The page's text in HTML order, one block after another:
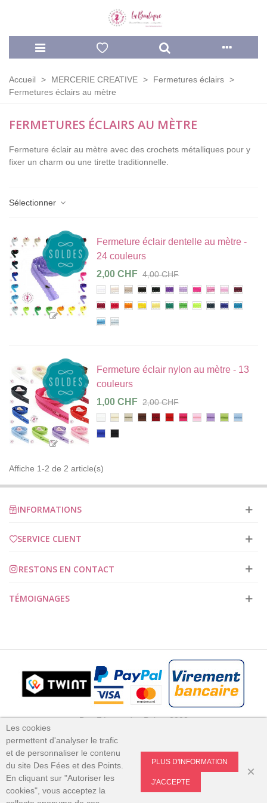
Accueil > MERCERIE CREATIVE > Fermetures éclairs >
Fermetures éclairs au mètre
FERMETURES ÉCLAIRS AU MÈTRE
Fermeture éclair au mètre avec des crochets métalliques pour y
fixer un charm ou une tirette traditionnelle.
Sélectionner
Fermeture éclair dentelle au mètre -
24 couleurs
2,00 CHF 4,00 CHF
BlancIvoireBeigeChocolat
NoirVioletMauveFuchsia
RoseRose
RougeRougeOrange
JauneCitronVertVertVertBleuBleuBleu
BleuBleu
Fermeture éclair nylon au mètre - 13
couleurs
1,00 CHF 2,00 CHF
BlancIvoireBeigeChocolat
RougeRougeFuchsia
RoseParmeAnisBleu
Bleu
Affiche 1-2 de 2 article(s)
INFORMATIONS
SERVICE CLIENT
RESTONS EN CONTACT
TÉMOIGNAGES
Des Fées et des Points 2023
Les cookies
permettent d'analyser le trafic
et de personnaliser le contenu
du site Des Fées et des Points.
En cliquant sur "Autoriser les
cookies", vous acceptez la
PLUS D'INFORMATION
J'ACCEPTE
×